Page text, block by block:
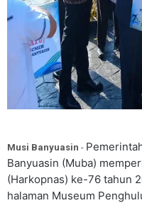
Musi Banyuasin -
Banyuasin (Muba)
(Harkopnas) ke-76 tahun
halaman Museum